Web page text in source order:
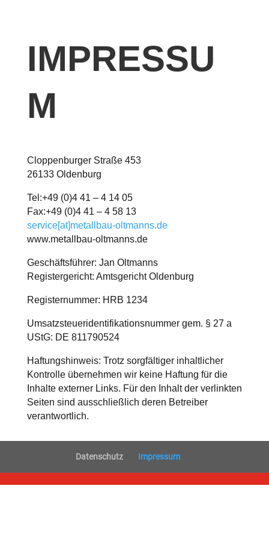
IMPRESSU
M
Cloppenburger Straße 453
26133 Oldenburg
Tel:+49 (0)4 41 – 4 14 05
Fax:+49 (0)4 41 – 4 58 13
service[at]metallbau-oltmanns.de
www.metallbau-oltmanns.de
Geschäftsführer: Jan Oltmanns
Registergericht: Amtsgericht Oldenburg
Registernummer: HRB 1234
Umsatzsteueridentifikationsnummer gem. § 27 a
UStG: DE 811790524
Haftungshinweis: Trotz sorgfältiger inhaltlicher
Kontrolle übernehmen wir keine Haftung für die
Inhalte externer Links. Für den Inhalt der verlinkten
Seiten sind ausschließlich deren Betreiber
verantwortlich.
Datenschutz Impressum